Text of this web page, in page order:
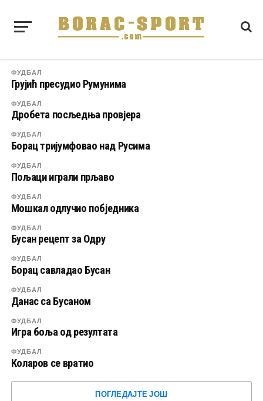
ФУДБАЛ
Грујић пресудио Румунима
ФУДБАЛ
Дробета посљедња провјера
ФУДБАЛ
Борац тријумфовао над Русима
ФУДБАЛ
Пољаци играли прљаво
ФУДБАЛ
Мошкал одлучио побједника
ФУДБАЛ
Бусан рецепт за Одру
ФУДБАЛ
Борац савладао Бусан
ФУДБАЛ
Данас са Бусаном
ФУДБАЛ
Игра боља од резултата
ФУДБАЛ
Коларов се вратио
ПОГЛЕДАЈТЕ ЈОШ